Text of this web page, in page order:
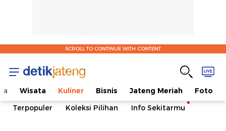
SCROLL TO CONTINUE WITH CONTENT
Wisata Kuliner Bisnis Jateng Meriah Foto
Terpopuler
Koleksi Pilihan Info Sekitarmu